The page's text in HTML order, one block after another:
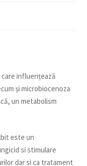
influențează
și microbiocenoza
un metabolism
este un
si stimulare
dar si ca tratament